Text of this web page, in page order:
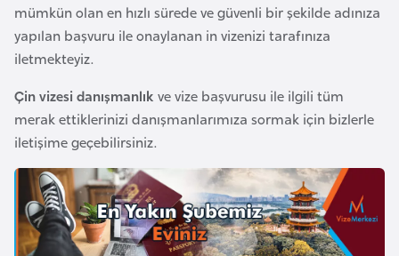
mümkün olan en hızlı sürede ve güvenli bir şekilde adınıza
yapılan başvuru ile onaylanan in vizenizi tarafınıza
iletmekteyiz.
Çin vizesi danışmanlık ve vize başvurusu ile ilgili tüm
merak ettiklerinizi danışmanlarımıza sormak için bizlerle
iletişime geçebilirsiniz.
a
m
b
o
ç
y
K
a